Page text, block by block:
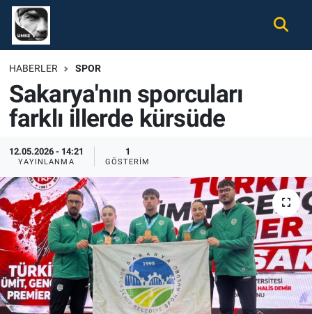
HABERLER SPOR
Sakarya'nın sporcuları
farklı illerde kürsüde
12.05.2026 - 14:21
YAYINLANMA
1
GÖSTERIM
Gündem
Ekonomi
Spor
Magazin
Tüm Haberler
İletişim
Künye
Nöbetçi Eczaneler
Hava Durumu
Namaz Vakitleri
Trafik Durumu
Süper Lig Puan Durumu ve Fikstür
Tüm Manşetler
Son Dakika Haberleri
Haber Arşivi